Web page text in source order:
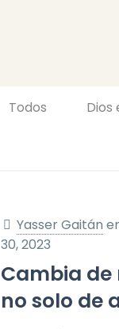
Todos Dios
Yasser Gaitán
30, 2023
Cambia de
no solo de